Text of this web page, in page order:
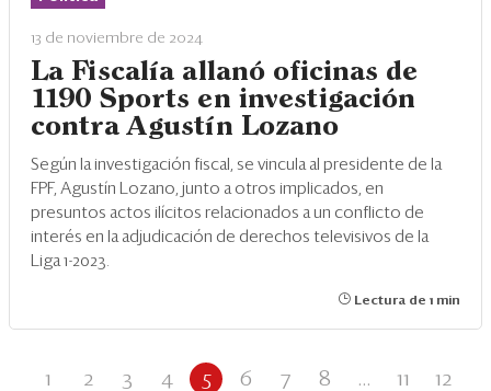
13 de noviembre de 2024
La Fiscalía allanó oficinas de
1190 Sports en investigación
contra Agustín Lozano
Según la investigación fiscal, se vincula al presidente de la
FPF, Agustín Lozano, junto a otros implicados, en
presuntos actos ilícitos relacionados a un conflicto de
interés en la adjudicación de derechos televisivos de la
Liga 1-2023.
Lectura de 1 min
1 2 3 4 5 6 7 8 ... 11 12